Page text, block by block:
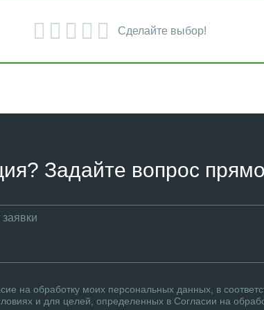
Сделайте выбор!
Задайте вопрос
на обработку моих персональных данных, в
и для целей, определенных в Согласии на